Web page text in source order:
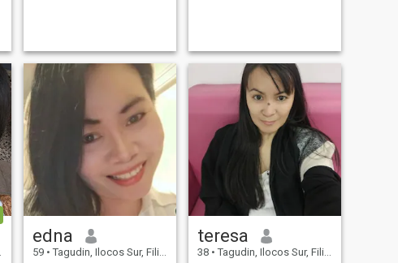
edna
59 • Tagudin, Ilocos Sur, Filippine
teresa
38 • Tagudin, Ilocos Sur, Filippine